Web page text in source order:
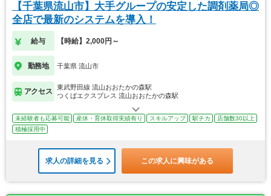
【千葉県流山市】大手グループの安定した調剤薬局◎
全店で最新のシステムを導入！
給与 【時給】2,000円～
勤務地 千葉県 流山市
アクセス
東武野田線 流山おおたかの森駅
つくばエクスプレス 流山おおたかの森駅
未経験者も応募可能 産休・育休取得実績有り スキルアップ 駅チカ
店舗数30以上
積極採用中
求人の詳細を見る この求人に興味がある